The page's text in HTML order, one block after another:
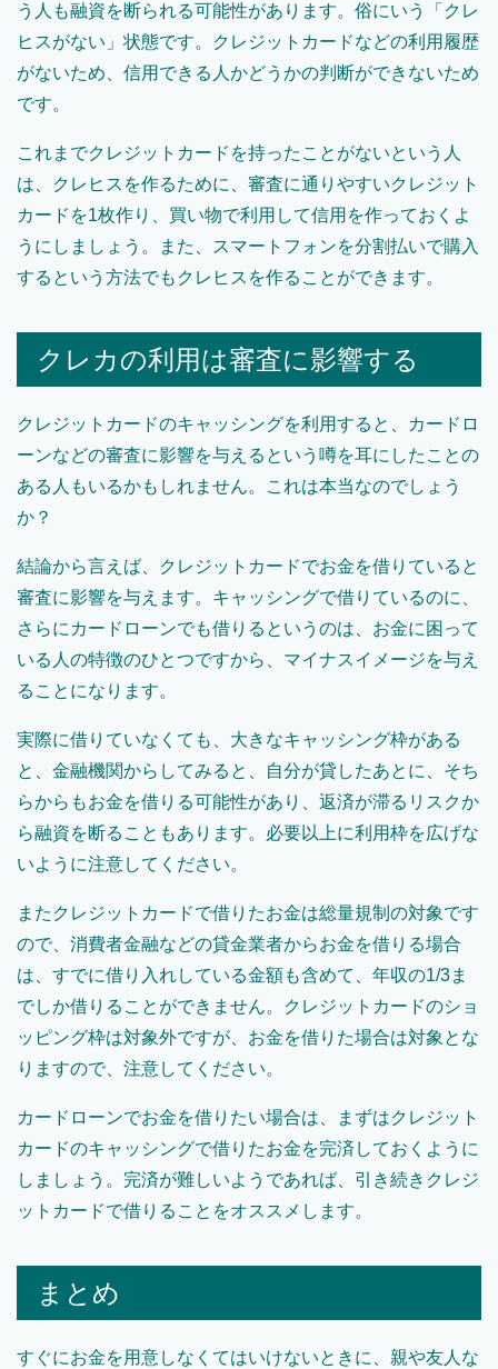
う人も融資を断られる可能性があります。俗にいう「クレ
ヒスがない」状態です。クレジットカードなどの利用履歴
がないため、信用できる人かどうかの判断ができないため
です。
これまでクレジットカードを持ったことがないという人
は、クレヒスを作るために、審査に通りやすいクレジット
カードを1枚作り、買い物で利用して信用を作っておくよ
うにしましょう。また、スマートフォンを分割払いで購入
するという方法でもクレヒスを作ることができます。
クレカの利用は審査に影響する
クレジットカードのキャッシングを利用すると、カードロ
ーンなどの審査に影響を与えるという噂を耳にしたことの
ある人もいるかもしれません。これは本当なのでしょう
か？
結論から言えば、クレジットカードでお金を借りていると
審査に影響を与えます。キャッシングで借りているのに、
さらにカードローンでも借りるというのは、お金に困って
いる人の特徴のひとつですから、マイナスイメージを与え
ることになります。
実際に借りていなくても、大きなキャッシング枠がある
と、金融機関からしてみると、自分が貸したあとに、そち
らからもお金を借りる可能性があり、返済が滞るリスクか
ら融資を断ることもあります。必要以上に利用枠を広げな
いように注意してください。
またクレジットカードで借りたお金は総量規制の対象です
ので、消費者金融などの貸金業者からお金を借りる場合
は、すでに借り入れしている金額も含めて、年収の1/3ま
でしか借りることができません。クレジットカードのショ
ッピング枠は対象外ですが、お金を借りた場合は対象とな
りますので、注意してください。
カードローンでお金を借りたい場合は、まずはクレジット
カードのキャッシングで借りたお金を完済しておくように
しましょう。完済が難しいようであれば、引き続きクレジ
ットカードで借りることをオススメします。
まとめ
すぐにお金を用意しなくてはいけないときに、親や友人な